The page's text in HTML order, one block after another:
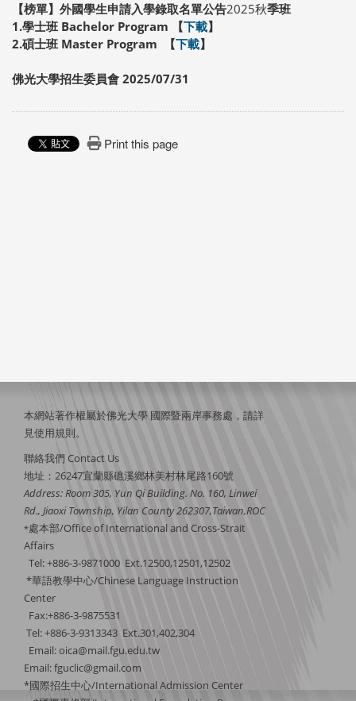
【榜單】外國學生申請入學錄取名單公告2025秋季班
1.學士班 Bachelor Program 【下載】
2.碩士班 Master Program 【下載】
佛光大學招生委員會 2025/07/31
Print this page
本網站著作權屬於佛光大學 國際暨兩岸事務處，請詳
見使用規則。
聯絡我們 Contact Us
地址：26247宜蘭縣礁溪鄉林美村林尾路160號
Address: Room 305, Yun Qi Building. No. 160, Linwei
Rd., Jiaoxi Township, Yilan County 262307,Taiwan,ROC
*處本部/Office of International and Cross-Strait
Affairs
Tel: +886-3-9871000 Ext.12500,12501,12502
*華語教學中心/Chinese Language Instruction
Center
Fax:+886-3-9875531
Tel: +886-3-9313343 Ext.301,402,304
Email:oica@mail.fgu.edu.tw
Email: fguclic@gmail.com
*國際招生中心/International Admission Center